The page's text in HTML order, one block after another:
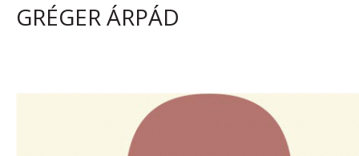
GRÉGER ÁRPÁD